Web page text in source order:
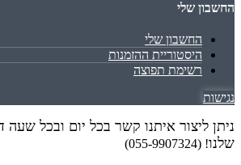
החשבון שלי
החשבון שלי
היסטוריית ההזמנות
רשימת תפוצה
נגישות
ניתן ליצור איתנו קשר בכל יום ובכל שעה
שלנו! (055-9907324)